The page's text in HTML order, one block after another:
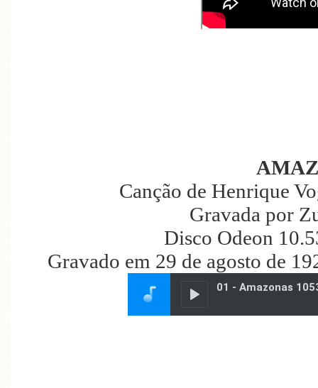
Canção de Henrique
Gravada por
Disco Odeon
Gravado em 29 de agosto de